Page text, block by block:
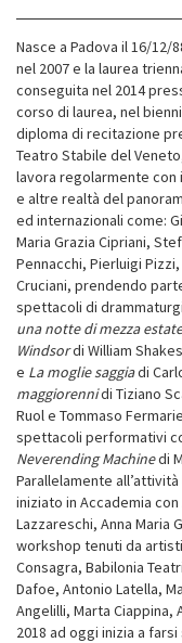
Nasce a Padova il 16/
nel 2007 e la laurea
conseguita nel 2014
corso di laurea, nel
diploma di recitazione
Teatro Stabile del
lavora regolarmente con
e altre realtà del
ed internazionali come:
Maria Grazia Cipriani,
Pennacchi, Pierluigi
Cruciani, prendendo
spettacoli di
una notte di mezza estate
Windsordi William
e La moglie saggiadi
maggiorennidi Tiziano
Ruol e Tommaso
spettacoli performativi
Neverending Machinedi
Parallelamente
iniziato in Accademia
Lazzareschi, Anna Maria
workshop tenuti da
Consagra, Babilonia
Dafoe, Antonio Latella,
Angelilli, Marta Ciappina,
2018 ad oggi inizia a